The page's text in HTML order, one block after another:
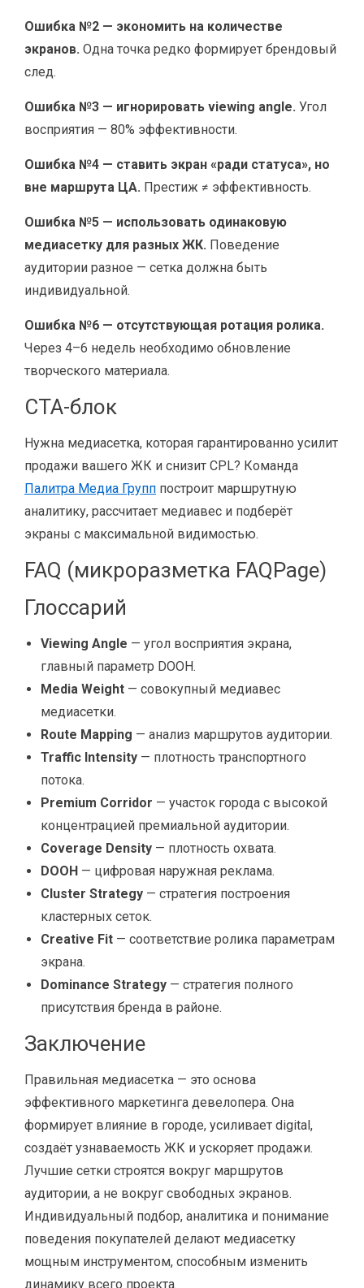
Ошибка №2 — экономить на количестве
экранов. Одна точка редко формирует брендовый
след.
Ошибка №3 — игнорировать viewing angle. Угол
восприятия — 80% эффективности.
Ошибка №4 — ставить экран «ради статуса», но
вне маршрута ЦА. Престиж ≠ эффективность.
Ошибка №5 — использовать одинаковую
медиасетку для разных ЖК. Поведение
аудитории разное — сетка должна быть
индивидуальной.
Ошибка №6 — отсутствующая ротация ролика.
Через 4–6 недель необходимо обновление
творческого материала.
CTA-блок
Нужна медиасетка, которая гарантированно усилит
продажи вашего ЖК и снизит CPL? Команда
Палитра Медиа Групп построит маршрутную
аналитику, рассчитает медиавес и подберёт
экраны с максимальной видимостью.
FAQ (микроразметка FAQPage)
Глоссарий
Viewing Angle — угол восприятия экрана,
главный параметр DOOH.
Media Weight — совокупный медиавес
медиасетки.
Route Mapping — анализ маршрутов аудитории.
Traffic Intensity — плотность транспортного
потока.
Premium Corridor — участок города с высокой
концентрацией премиальной аудитории.
Coverage Density — плотность охвата.
DOOH — цифровая наружная реклама.
Cluster Strategy — стратегия построения
кластерных сеток.
Creative Fit — соответствие ролика параметрам
экрана.
Dominance Strategy — стратегия полного
присутствия бренда в районе.
Заключение
Правильная медиасетка — это основа
эффективного маркетинга девелопера. Она
формирует влияние в городе, усиливает digital,
создаёт узнаваемость ЖК и ускоряет продажи.
Лучшие сетки строятся вокруг маршрутов
аудитории, а не вокруг свободных экранов.
Индивидуальный подбор, аналитика и понимание
поведения покупателей делают медиасетку
мощным инструментом, способным изменить
динамику всего проекта.